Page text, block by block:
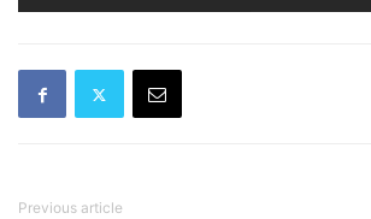
Previous article